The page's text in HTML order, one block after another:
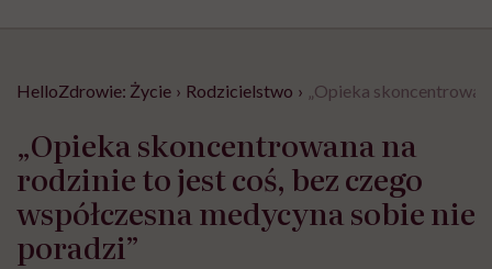
HelloZdrowie: Życie › Rodzicielstwo › „Opieka
„Opieka skoncentrowana na
rodzinie to jest coś, bez czego
współczesna medycyna sobie nie
poradzi”